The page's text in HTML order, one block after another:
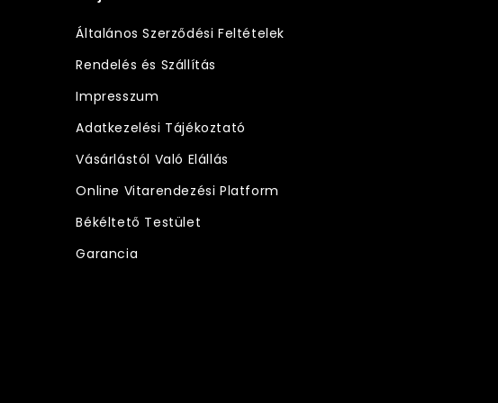
Általános Szerződési Feltételek
Rendelés és Szállítás
Impresszum
Adatkezelési Tájékoztató
Vásárlástól Való Elállás
Online Vitarendezési Platform
Békéltető Testület
Garancia